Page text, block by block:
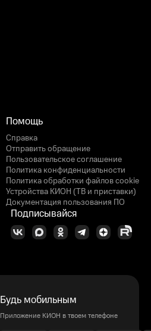
Помощь
Справка
Отправить обращение
Пользовательское соглашение
Политика конфиденциальности
Политика обработки файлов cookie
Устройства КИОН (ТВ и приставки)
Документация пользования ПО
Подписывайся
Будь мобильным
Приложение КИОН в твоем телефоне